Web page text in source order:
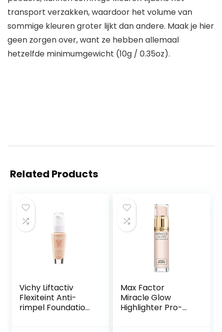
transport verzakken, waardoor het volume van
sommige kleuren groter lijkt dan andere. Maak je hier
geen zorgen over, want ze hebben allemaal
hetzelfde minimumgewicht (10g / 0.35oz).
Related Products
Vichy Liftactiv
Flexiteint Anti-
rimpel Foundation
Max Factor
Miracle Glow
Highlighter Pro-